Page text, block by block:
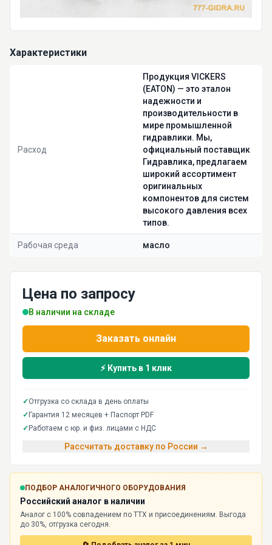
Характеристики
Расход
Продукция VICKERS
(EATON) — это эталон
надежности и
производительности в
мире промышленной
гидравлики. Мы,
официальный поставщик
Гидравлика, предлагаем
широкий ассортимент
оригинальных
компонентов для систем
высокого давления всех
типов.
Рабочая среда масло
Цена по запросу
В наличии на складе
Заказать онлайн
⚡ Купить в 1 клик
✓Отгрузка со склада в день оплаты
✓ Гарантия 12 месяцев + Паспорт PDF
✓ Работаем с юр. и физ. лицами с НДС
Рассчитать доставку по России →
ПОДБОР АНАЛОГИЧНОГО ОБОРУДОВАНИЯ
Российский аналог в наличии
Аналог с 100% совпадением по ТТХ и присоединениям. Выгода
до 30%, отгрузка сегодня.